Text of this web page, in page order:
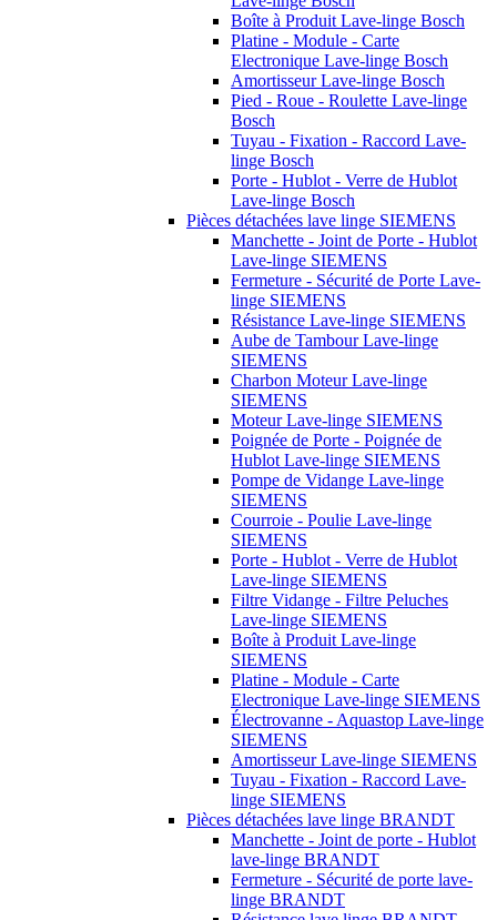
Boîte à Produit Lave-linge Bosch
Platine - Module - Carte
Electronique Lave-linge Bosch
Amortisseur Lave-linge Bosch
Pied - Roue - Roulette Lave-linge
Bosch
Tuyau - Fixation - Raccord Lave-
linge Bosch
Porte - Hublot - Verre de Hublot
Lave-linge Bosch
Pièces détachées lave linge SIEMENS
Manchette - Joint de Porte - Hublot
Lave-linge SIEMENS
Fermeture - Sécurité de Porte Lave-
linge SIEMENS
Résistance Lave-linge SIEMENS
Aube de Tambour Lave-linge
SIEMENS
Charbon Moteur Lave-linge
SIEMENS
Moteur Lave-linge SIEMENS
Poignée de Porte - Poignée de
Hublot Lave-linge SIEMENS
Pompe de Vidange Lave-linge
SIEMENS
Courroie - Poulie Lave-linge
SIEMENS
Porte - Hublot - Verre de Hublot
Lave-linge SIEMENS
Filtre Vidange - Filtre Peluches
Lave-linge SIEMENS
Boîte à Produit Lave-linge
SIEMENS
Platine - Module - Carte
Electronique Lave-linge SIEMENS
Électrovanne - Aquastop Lave-linge
SIEMENS
Amortisseur Lave-linge SIEMENS
Tuyau - Fixation - Raccord Lave-
linge SIEMENS
Pièces détachées lave linge BRANDT
Manchette - Joint de porte - Hublot
lave-linge BRANDT
Fermeture - Sécurité de porte lave-
linge BRANDT